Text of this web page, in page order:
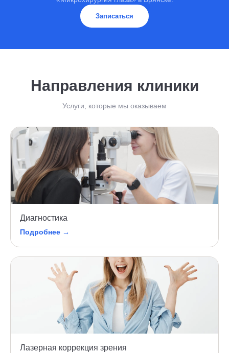
Записаться
Направления клиники
Услуги, которые мы оказываем
Диагностика
Подробнее →
Лазерная коррекция зрения